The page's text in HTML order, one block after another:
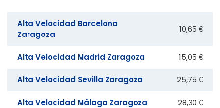
Alta Velocidad Barcelona
Zaragoza
10,65 €
Alta Velocidad Madrid Zaragoza 15,05 €
Alta Velocidad Sevilla Zaragoza 25,75 €
Alta Velocidad Málaga Zaragoza 28,30 €